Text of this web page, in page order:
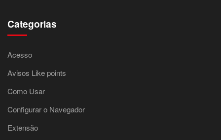
Categorias
Acesso
Avisos Like points
Como Usar
Configurar o Navegador
Extensão